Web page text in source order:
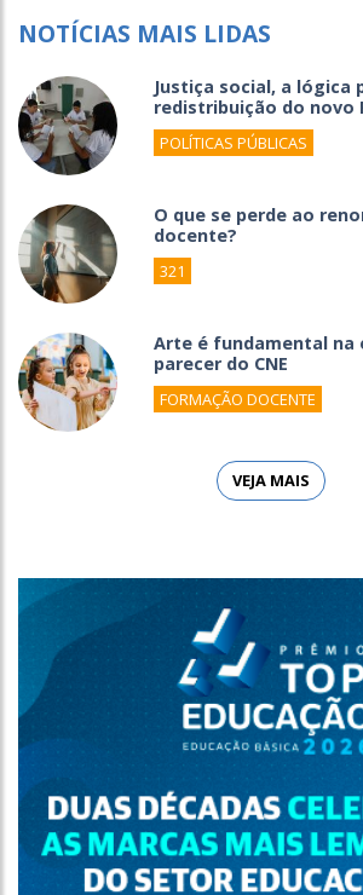
NOTÍCIAS MAIS LIDAS
Justiça social, a lógica
redistribuição do novo
POLÍTICAS PÚBLICAS
O que se perde ao
docente?
321
Arte é fundamental na
parecer do CNE
FORMAÇÃO DOCENTE
VEJA MAIS